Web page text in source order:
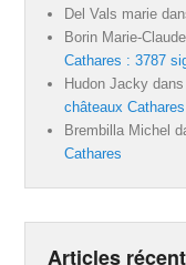
Del Vals marie
Borin Marie-Claude
Cathares : 3787
Hudon Jacky dans
châteaux Cathares
Brembilla Michel
Cathares
Articles